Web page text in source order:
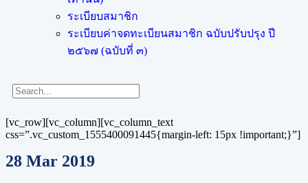
ระเบียบสมาชิก
ระเบียบค่าจดทะเบียนสมาชิก ฉบับปรับปรุง ปี
๒๕๖๗ (ฉบับที่ ๓)
[vc_row][vc_column][vc_column_text
css=”.vc_custom_1555400091445{margin-left: 15px !important;}”]
28 Mar 2019